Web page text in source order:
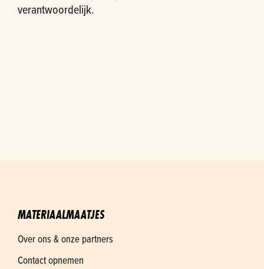
verantwoordelijk.
MATERIAALMAATJES
Over ons & onze partners
Contact opnemen